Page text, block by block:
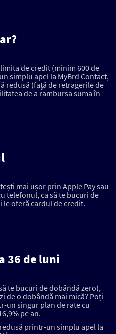
de credit (minim 600 de
simplu apel la MyBrd Contact,
redusă (față de retragerile de
de a rambursa suma în
mai ușor prin Apple Pay sau
telefonul, ca să te bucuri de
le oferă cardul de credit.
36 de luni
te bucuri de dobândă zero),
de o dobândă mai mică? Poți
un singur plan de rate cu
pe an.
printr-un simplu apel la